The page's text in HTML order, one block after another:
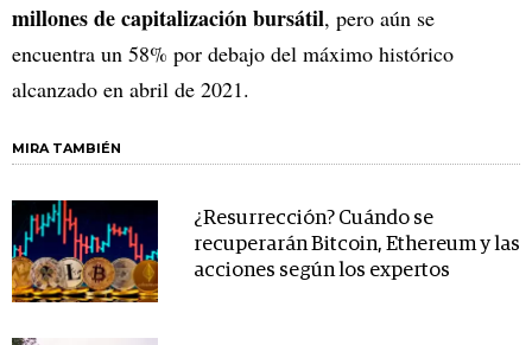
millones de capitalización bursátil, pero aún se
encuentra un 58% por debajo del máximo histórico
alcanzado en abril de 2021.
MIRA TAMBIÉN
¿Resurrección? Cuándo se
recuperarán Bitcoin, Ethereum y las
acciones según los expertos